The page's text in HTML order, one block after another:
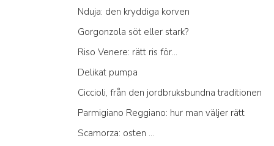
Nduja: den kryddiga korven
Gorgonzola söt eller stark?
Riso Venere: rätt ris för...
Delikat pumpa
Ciccioli, från den jordbruksbundna traditionen
Parmigiano Reggiano: hur man väljer rätt
Scamorza: osten ...